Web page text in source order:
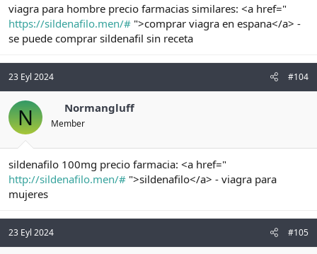
viagra para hombre precio farmacias similares: <a href="
https://sildenafilo.men/# ">comprar viagra en espana</a> -
se puede comprar sildenafil sin receta
23 Eyl 2024 #104
N Normangluff
Member
sildenafilo 100mg precio farmacia: <a href="
http://sildenafilo.men/# ">sildenafilo</a> - viagra para
mujeres
23 Eyl 2024 #105